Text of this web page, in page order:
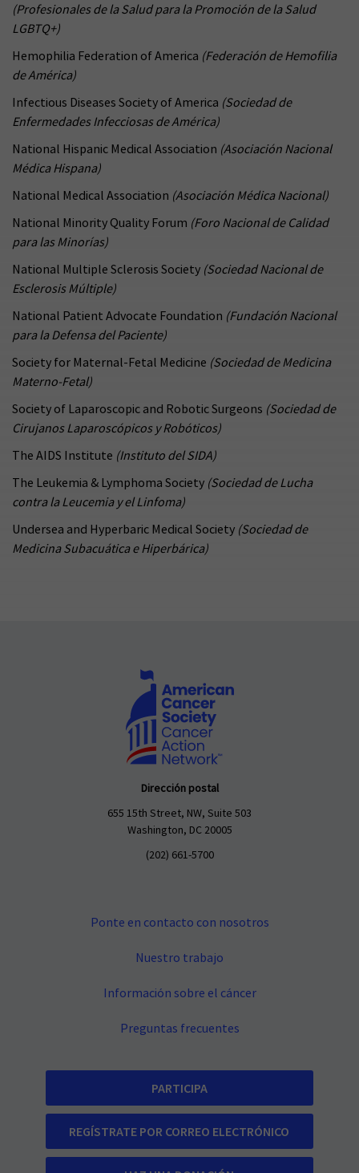
(Profesionales de la Salud para la Promoción de la Salud
LGBTQ+)
Hemophilia Federation of America (Federación de Hemofilia
de América)
Infectious Diseases Society of America (Sociedad de
Enfermedades Infecciosas de América)
National Hispanic Medical Association (Asociación Nacional
Médica Hispana)
National Medical Association (Asociación Médica Nacional)
National Minority Quality Forum (Foro Nacional de Calidad
para las Minorías)
National Multiple Sclerosis Society (Sociedad Nacional de
Esclerosis Múltiple)
National Patient Advocate Foundation (Fundación Nacional
para la Defensa del Paciente)
Society for Maternal-Fetal Medicine (Sociedad de Medicina
Materno-Fetal)
Society of Laparoscopic and Robotic Surgeons (Sociedad de
Cirujanos Laparoscópicos y Robóticos)
The AIDS Institute (Instituto del SIDA)
The Leukemia & Lymphoma Society (Sociedad de Lucha
contra la Leucemia y el Linfoma)
Undersea and Hyperbaric Medical Society (Sociedad de
Medicina Subacuática e Hiperbárica)
Dirección postal
655 15th Street, NW, Suite 503
Washington, DC 20005
(202) 661-5700
Ponte en contacto con nosotros
Nuestro trabajo
Información sobre el cáncer
Preguntas frecuentes
PARTICIPA
REGÍSTRATE POR CORREO ELECTRÓNICO